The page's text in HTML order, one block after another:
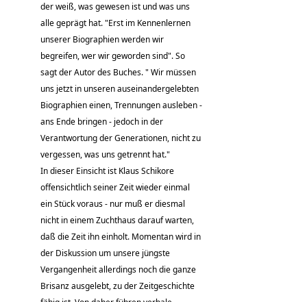
der weiß, was gewesen ist und was uns
alle geprägt hat. "Erst im Kennenlernen
unserer Biographien werden wir
begreifen, wer wir geworden sind". So
sagt der Autor des Buches. " Wir müssen
uns jetzt in unseren auseinandergelebten
Biographien einen, Trennungen ausleben -
ans Ende bringen - jedoch in der
Verantwortung der Generationen, nicht zu
vergessen, was uns getrennt hat."
In dieser Einsicht ist Klaus Schikore
offensichtlich seiner Zeit wieder einmal
ein Stück voraus - nur muß er diesmal
nicht in einem Zuchthaus darauf warten,
daß die Zeit ihn einholt. Momentan wird in
der Diskussion um unsere jüngste
Vergangenheit allerdings noch die ganze
Brisanz ausgelebt, zu der Zeitgeschichte